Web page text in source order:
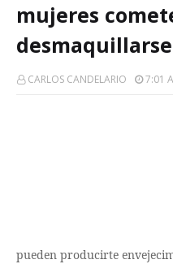
mujeres
desmaquillarse
CARLOS CANDELARIO 7:01
pueden producirte